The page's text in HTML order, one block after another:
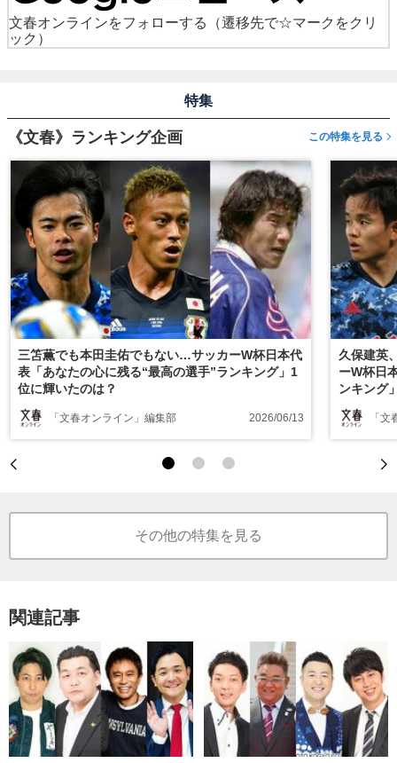
文春オンラインをフォローする
（遷移先で☆マークをクリ
ック）
特集
《文春》ランキング企画 この特集を見る
三笘薫でも本田圭佑でもない…サッカーW杯日本代
表「あなたの心に残る“最高の選手”ランキング」1
位に輝いたのは？
「文春オンライン」編集部 2026/06/13
久保建英
ーW杯日
ンキング
「
その他の特集を見る
関連記事